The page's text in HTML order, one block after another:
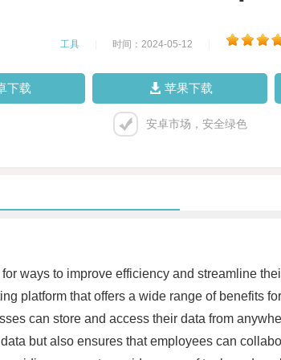
工具 时间：2024-05-12
下载 苹果下载
安卓市场，安全绿色
ways to improve efficiency and streamline
platform that offers a wide range of benefits
can store and access their data from
but also ensures that employees can